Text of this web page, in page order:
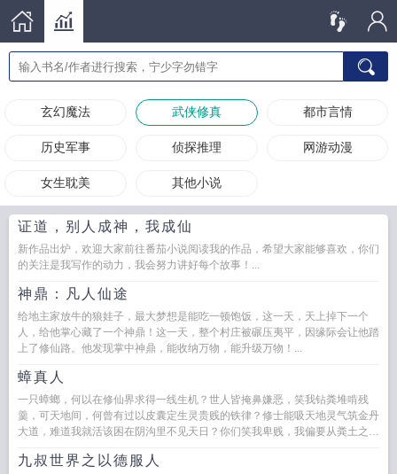
玄幻魔法 武侠修真 都市言情
历史军事 侦探推理 网游动漫
女生耽美 其他小说
证道，别人成神，我成仙
新作品出炉，欢迎大家前往番茄小说阅读我的作品，希望大家能够喜欢，你们
的关注是我写作的动力，我会努力讲好每个故事！...
神鼎：凡人仙途
给地主家放牛的狼娃子，最大梦想是能吃一顿饱饭，这一天，天上掉下一个
人，给他掌心藏了一个神鼎！这一天，整个村庄被碾压夷平，因缘际会让他踏
上了修仙路。他发现掌中神鼎，能收纳万物，能升级万物！...
蟑真人
一只蟑螂，何以在修仙界求得一线生机？世人皆掩鼻嫌恶，笑我钻粪堆啃残
羹，可天地间，何曾有过以皮囊定生灵贵贱的铁律？修士能吸天地灵气筑金丹
大道，难道我就活该困在阴沟里不见天日？你们笑我卑贱，我偏要从粪土之
九叔世界之以德服人